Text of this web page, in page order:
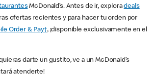
McDonald’s. Antes de ir, exploradeals
ofertas recientes y para hacer tu orden por
Order & Pay†, ¡disponible exclusivamente en el
darte un gustito, ve a un McDonald’s
atenderte!